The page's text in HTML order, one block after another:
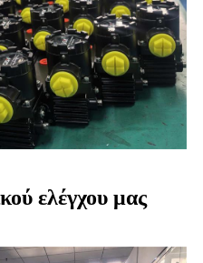
ελέγχου μας